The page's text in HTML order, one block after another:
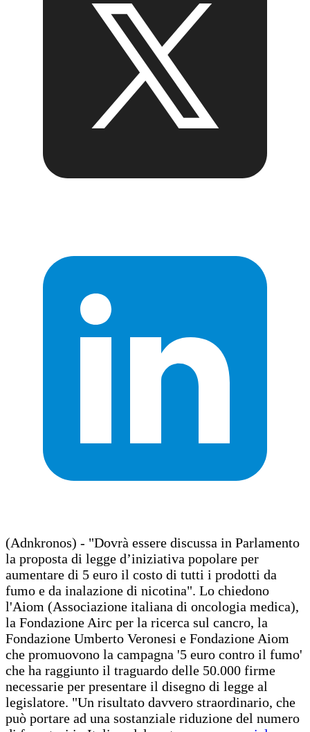
(Adnkronos) - "Dovrà essere discussa in Parlamento
la proposta di legge d’iniziativa popolare per
aumentare di 5 euro il costo di tutti i prodotti da
fumo e da inalazione di nicotina". Lo chiedono
l'Aiom (Associazione italiana di oncologia medica),
la Fondazione Airc per la ricerca sul cancro, la
Fondazione Umberto Veronesi e Fondazione Aiom
che promuovono la campagna '5 euro contro il fumo'
che ha raggiunto il traguardo delle 50.000 firme
necessarie per presentare il disegno di legge al
legislatore. "Un risultato davvero straordinario, che
può portare ad una sostanziale riduzione del numero